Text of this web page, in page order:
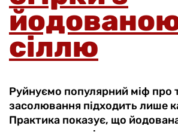
сіллю
Руйнуємо популярний міф про
засолювання підходить лише
Практика показує, що